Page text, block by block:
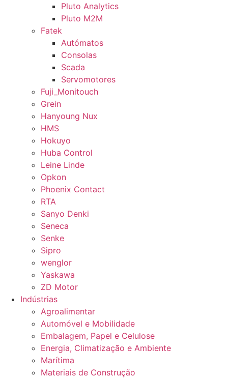
Pluto Analytics
Pluto M2M
Fatek
Autómatos
Consolas
Scada
Servomotores
Fuji_Monitouch
Grein
Hanyoung Nux
HMS
Hokuyo
Huba Control
Leine Linde
Opkon
Phoenix Contact
RTA
Sanyo Denki
Seneca
Senke
Sipro
wenglor
Yaskawa
ZD Motor
Indústrias
Agroalimentar
Automóvel e Mobilidade
Embalagem, Papel e Celulose
Energia, Climatização e Ambiente
Marítima
Materiais de Construção